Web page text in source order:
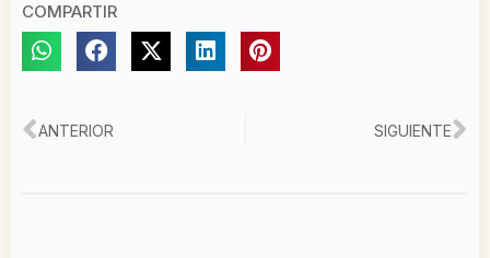
COMPARTIR
Ant
ANTERIOR SIGUIENTE